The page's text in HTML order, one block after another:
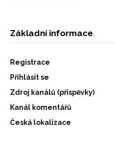
Základní informace
Registrace
Přihlásit se
Zdroj kanálů (příspěvky)
Kanál komentářů
Česká lokalizace